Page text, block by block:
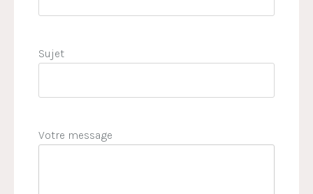
Sujet
Votre message